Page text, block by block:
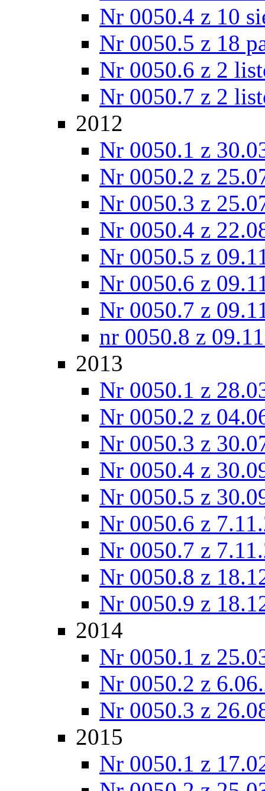
Nr 0050.4 z 10
Nr 0050.5 z 18
Nr 0050.6 z 2
Nr 0050.7 z 2
2012
Nr 0050.1 z
Nr 0050.2 z
Nr 0050.3 z
Nr 0050.4 z
Nr 0050.5 z
Nr 0050.6 z
Nr 0050.7 z
nr 0050.8 z
2013
Nr 0050.1 z
Nr 0050.2 z
Nr 0050.3 z
Nr 0050.4 z
Nr 0050.5 z
Nr 0050.6 z
Nr 0050.7 z
Nr 0050.8 z
Nr 0050.9 z
2014
Nr 0050.1 z
Nr 0050.2 z
Nr 0050.3 z
2015
Nr 0050.1 z